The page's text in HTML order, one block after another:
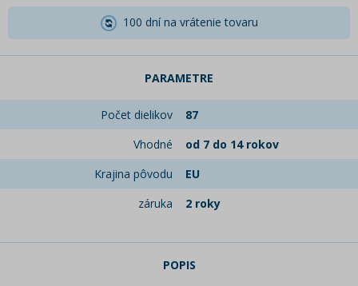
100 dní na vrátenie tovaru
PARAMETRE
Počet dielikov
87
Vhodné
od 7 do 14 rokov
Krajina pôvodu
EU
záruka
2 roky
POPIS